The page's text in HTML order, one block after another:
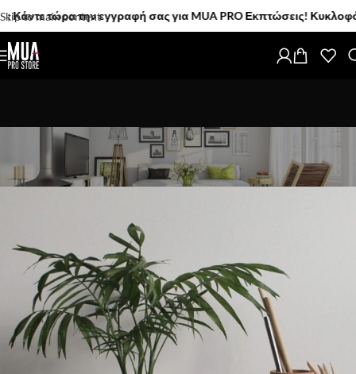
Skip to main content
τώρα την εγγραφή σας για MUA PRO Εκπτώσεις!